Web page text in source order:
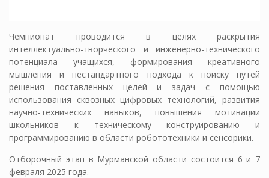
Чемпионат проводится в целях раскрытия
интеллектуально-творческого и инженерно-технического
потенциала учащихся, формирования креативного
мышления и нестандартного подхода к поиску путей
решения поставленных целей и задач с помощью
использования сквозных цифровых технологий, развития
научно-технических навыков, повышения мотивации
школьников к техническому конструированию и
программированию в области робототехники и сенсорики.
Отборочный этап в Мурманской области состоится 6 и 7
февраля 2025 года.